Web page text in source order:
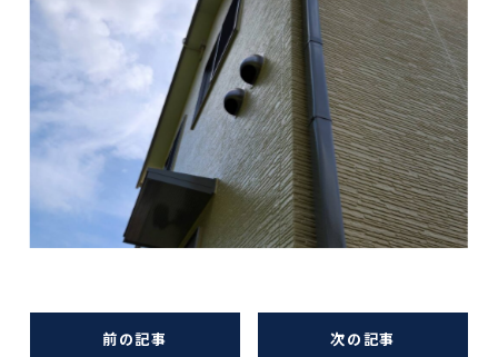
前の記事 次の記事